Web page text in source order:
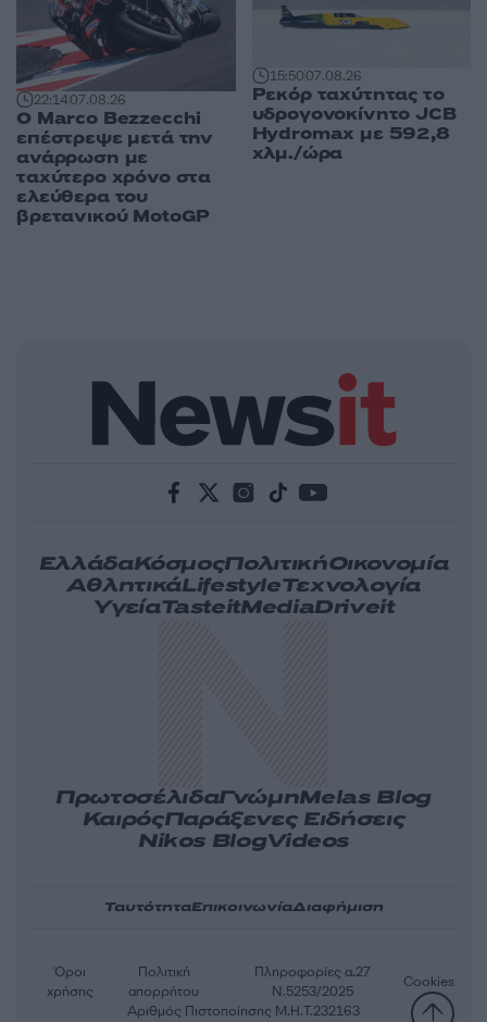
22:1407.08.26
Ο Marco Bezzecchi
επέστρεψε μετά την
ανάρρωση με
ταχύτερο χρόνο στα
ελεύθερα του
βρετανικού MotoGP
15:5007.08.26
Ρεκόρ ταχύτητας το
υδρογονοκίνητο JCB
Hydromax με 592,8
χλμ./ώρα
ΕλλάδαΚόσμοςΠολιτικήΟικονομία
ΑθλητικάLifestyleΤεχνολογία
ΥγείαTasteitMediaDriveit
ΠρωτοσέλιδαΓνώμηMelas Blog
ΚαιρόςΠαράξενες Ειδήσεις
Nikos BlogVideos
ΤαυτότηταΕπικοινωνίαΔιαφήμιση
Αριθμός Πιστοποίησης Μ.Η.Τ.232163
Όροι
χρήσης
Πολιτική
απορρήτου
Πληροφορίες α.27
Ν.5253/2025
Cookies